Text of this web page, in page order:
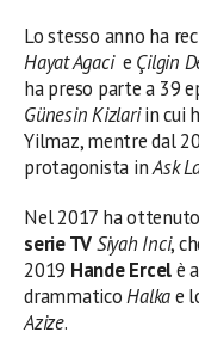
Lo stesso anno ha
Hayat Agaci e Çilgin
ha preso parte a 39
Günesin Kizlariin cui
Yilmaz, mentre dal
protagonista inAsk
Nel 2017 ha
serie TVSiyah Inci,
2019 Hande Ercelè
drammaticoHalkae
Azize.